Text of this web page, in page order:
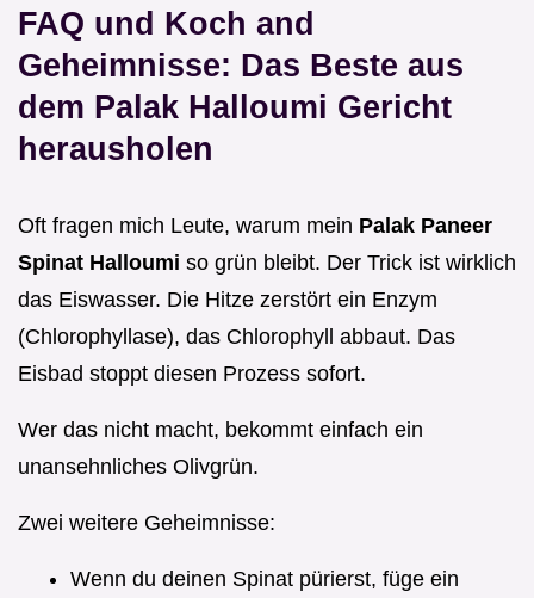
FAQ und Koch and
Geheimnisse: Das Beste aus
dem Palak Halloumi Gericht
herausholen
Oft fragen mich Leute, warum mein Palak Paneer
Spinat Halloumi so grün bleibt. Der Trick ist wirklich
das Eiswasser. Die Hitze zerstört ein Enzym
(Chlorophyllase), das Chlorophyll abbaut. Das
Eisbad stoppt diesen Prozess sofort.
Wer das nicht macht, bekommt einfach ein
unansehnliches Olivgrün.
Zwei weitere Geheimnisse:
Wenn du deinen Spinat pürierst, füge ein